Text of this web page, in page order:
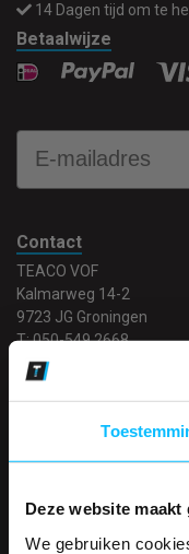
Deze website
We gebruiken
14 Dagen tijd om te
Betaalwijze
Email
Contact
TEACO VOF
Kalmarweg 14-2
9723 JG Groningen
T: 050-549 2668
E:info@teaco.nl
KvK: 02098243
Telefonisch bereikbaar: